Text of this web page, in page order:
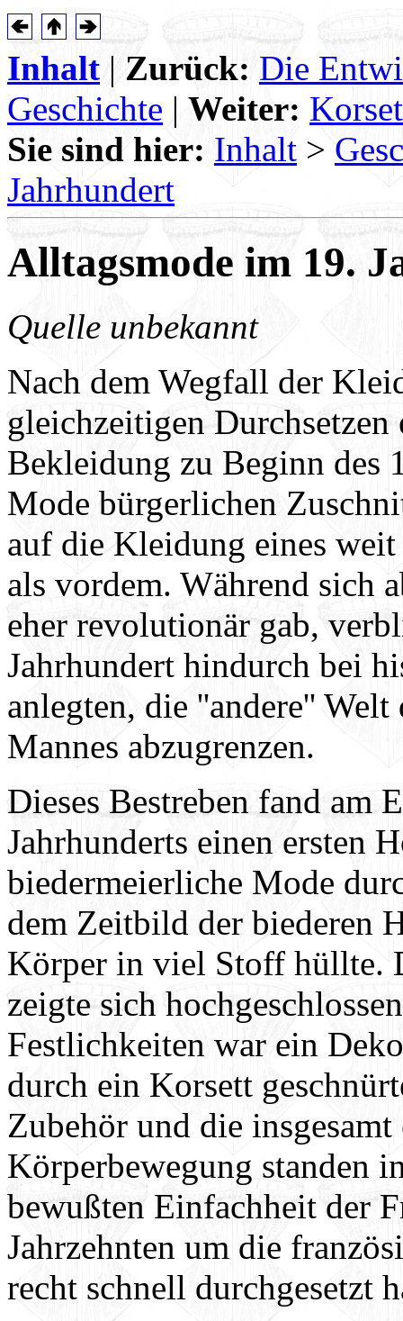
Inhalt | Zurück: Die
Geschichte | Weiter:
Sie sind hier: Inhalt >
Jahrhundert
Alltagsmode im 19.
Quelle unbekannt
Nach dem Wegfall der
gleichzeitigen Durchsetzen
Bekleidung zu Beginn des
Mode bürgerlichen
auf die Kleidung eines
als vordem. Während sich
eher revolutionär gab,
Jahrhundert hindurch bei
anlegten, die ''andere''
Mannes abzugrenzen.
Dieses Bestreben fand am
Jahrhunderts einen ersten
biedermeierliche Mode
dem Zeitbild der biederen
Körper in viel Stoff hüllte.
zeigte sich
Festlichkeiten war ein
durch ein Korsett
Zubehör und die
Körperbewegung standen
bewußten Einfachheit der
Jahrzehnten um die
recht schnell durchgesetzt